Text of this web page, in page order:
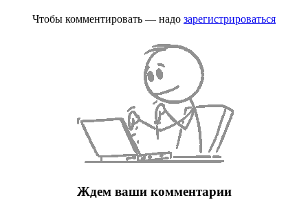
Чтобы комментировать — надо зарегистрироваться
Ждем ваши комментарии